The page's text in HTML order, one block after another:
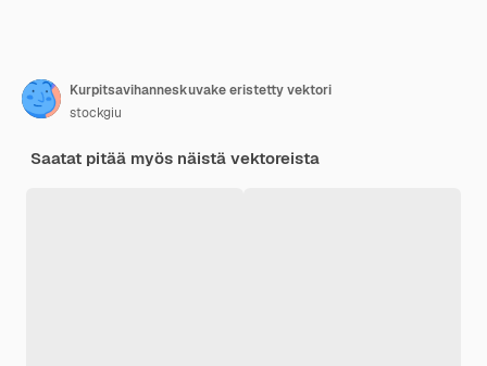
Kurpitsavihanneskuvake eristetty vektori
stockgiu
Saatat pitää myös näistä vektoreista